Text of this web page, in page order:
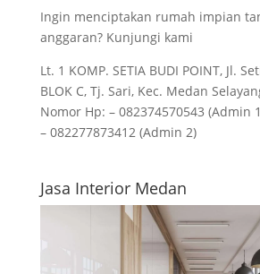
Ingin menciptakan rumah impian
anggaran? Kunjungi kami
Lt. 1 KOMP. SETIA BUDI POINT, Jl.
BLOK C, Tj. Sari, Kec. Medan
Nomor Hp: – 082374570543 (Admin
– 082277873412 (Admin 2)
Jasa Interior Medan